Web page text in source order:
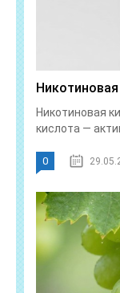
Никотиновая
кислота —
0